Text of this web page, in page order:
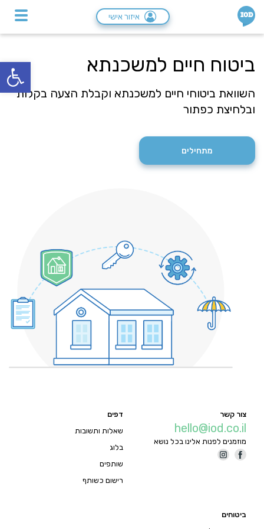
פתח
IOD איזור אישי
ביטוח חיים למשכנתא
השוואת ביטוחי חיים למשכנתא וקבלת הצעה בקלות
ובלחיצת כפתור
מתחילים
צור קשר
hello@iod.co.il
מוזמנים לפנות אלינו בכל נושא
דפים
שאלות ותשובות
בלוג
שותפים
רישום כשותף
ביטוחים